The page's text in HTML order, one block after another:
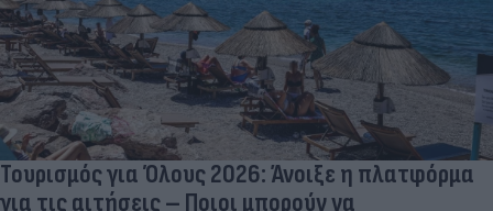
Τουρισμός για Όλους 2026: Άνοιξε η πλατφόρμα
για τις αιτήσεις – Ποιοι μπορούν να